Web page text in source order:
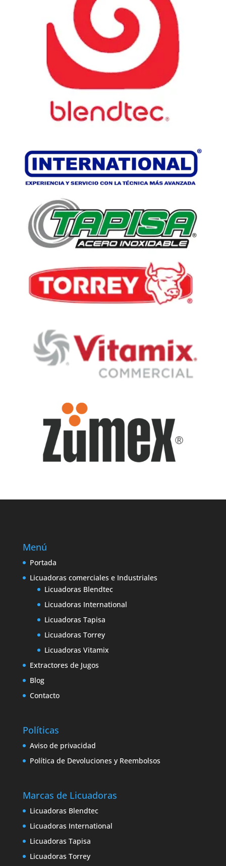
Menú
Portada
Licuadoras comerciales e Industriales
Licuadoras Blendtec
Licuadoras International
Licuadoras Tapisa
Licuadoras Torrey
Licuadoras Vitamix
Extractores de Jugos
Blog
Contacto
Políticas
Aviso de privacidad
Política de Devoluciones y Reembolsos
Marcas de Licuadoras
Licuadoras Blendtec
Licuadoras International
Licuadoras Tapisa
Licuadoras Torrey